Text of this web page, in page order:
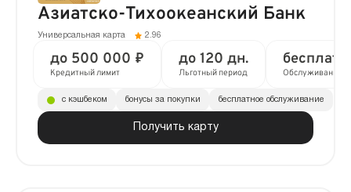
Азиатско-Тихоокеанский Банк
Универсальная карта 2.96
до 500 000 ₽
Кредитный лимит
до 120 дн.
Льготный период Обслуживание
Получить карту
с кэшбеком бонусы за покупки бесплатное обслуживание